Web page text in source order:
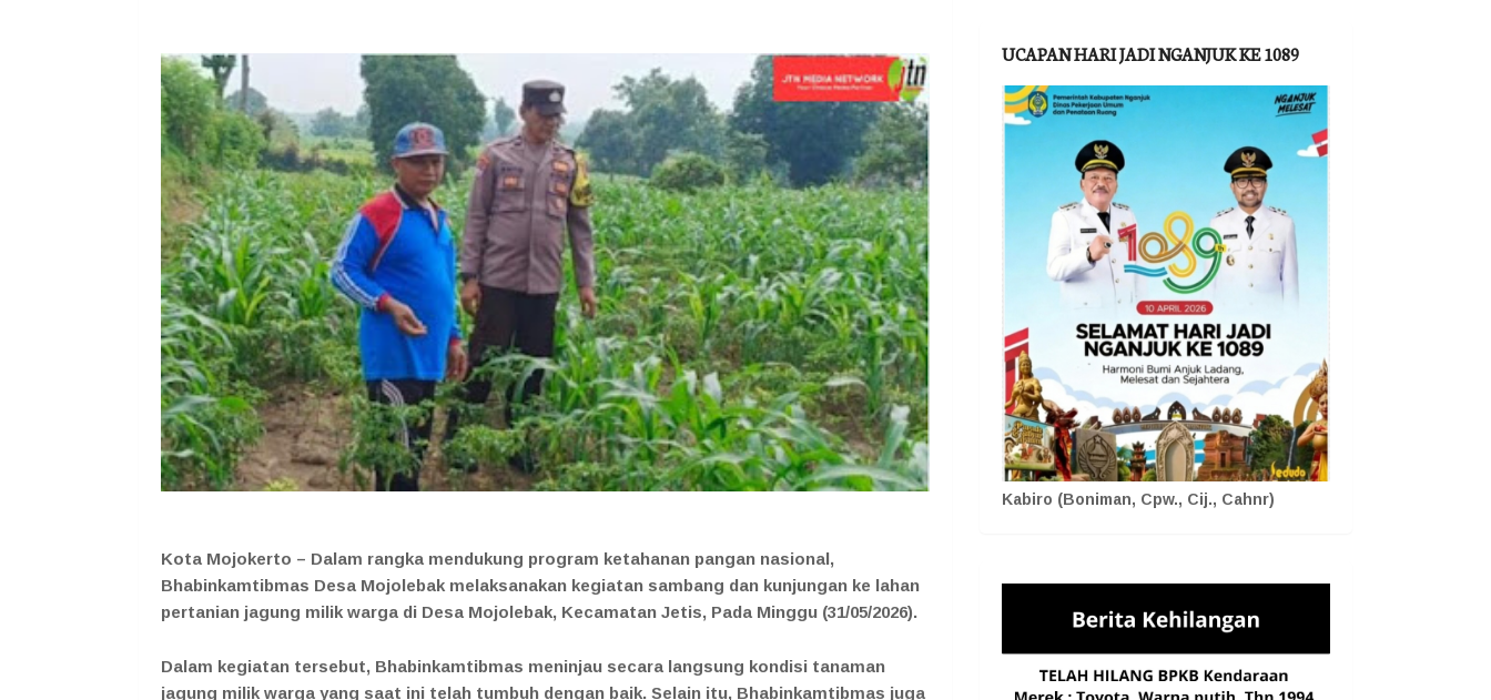
Kota Mojokerto – Dalam rangka mendukung program ketahanan pangan nasional,
Bhabinkamtibmas Desa Mojolebak melaksanakan kegiatan sambang dan kunjungan ke lahan
pertanian jagung milik warga di Desa Mojolebak, Kecamatan Jetis, Pada Minggu (31/05/2026).
Dalam kegiatan tersebut, Bhabinkamtibmas meninjau secara langsung kondisi tanaman
jagung milik warga yang saat ini telah tumbuh dengan baik. Selain itu, Bhabinkamtibmas juga
UCAPAN HARI JADI NGANJUK KE 1089
Kabiro (Boniman, Cpw., Cij., Cahnr)